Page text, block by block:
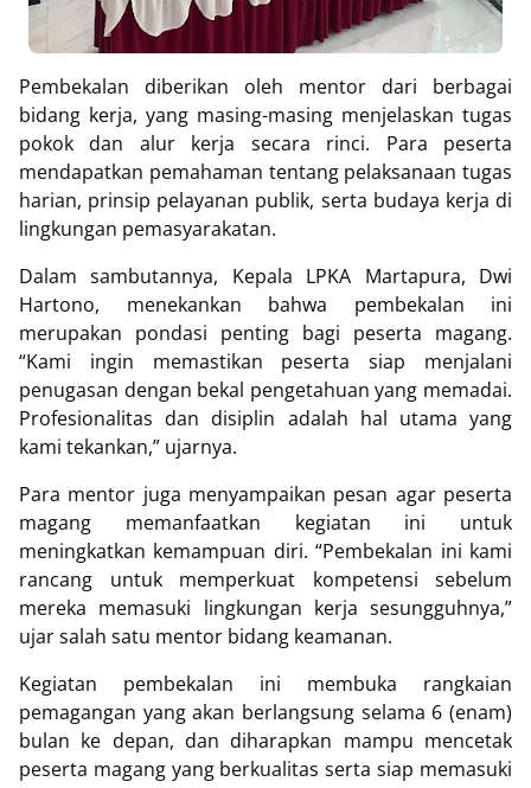
Pembekalan diberikan oleh mentor dari berbagai
bidang kerja, yang masing-masing menjelaskan tugas
pokok dan alur kerja secara rinci. Para peserta
mendapatkan pemahaman tentang pelaksanaan tugas
harian, prinsip pelayanan publik, serta budaya kerja di
lingkungan pemasyarakatan.
Dalam sambutannya, Kepala LPKA Martapura, Dwi
Hartono, menekankan bahwa pembekalan ini
merupakan pondasi penting bagi peserta magang.
“Kami ingin memastikan peserta siap menjalani
penugasan dengan bekal pengetahuan yang memadai.
Profesionalitas dan disiplin adalah hal utama yang
kami tekankan,” ujarnya.
Para mentor juga menyampaikan pesan agar peserta
magang memanfaatkan kegiatan ini untuk
meningkatkan kemampuan diri. “Pembekalan ini kami
rancang untuk memperkuat kompetensi sebelum
mereka memasuki lingkungan kerja sesungguhnya,”
ujar salah satu mentor bidang keamanan.
Kegiatan pembekalan ini membuka rangkaian
pemagangan yang akan berlangsung selama 6 (enam)
bulan ke depan, dan diharapkan mampu mencetak
peserta magang yang berkualitas serta siap memasuki